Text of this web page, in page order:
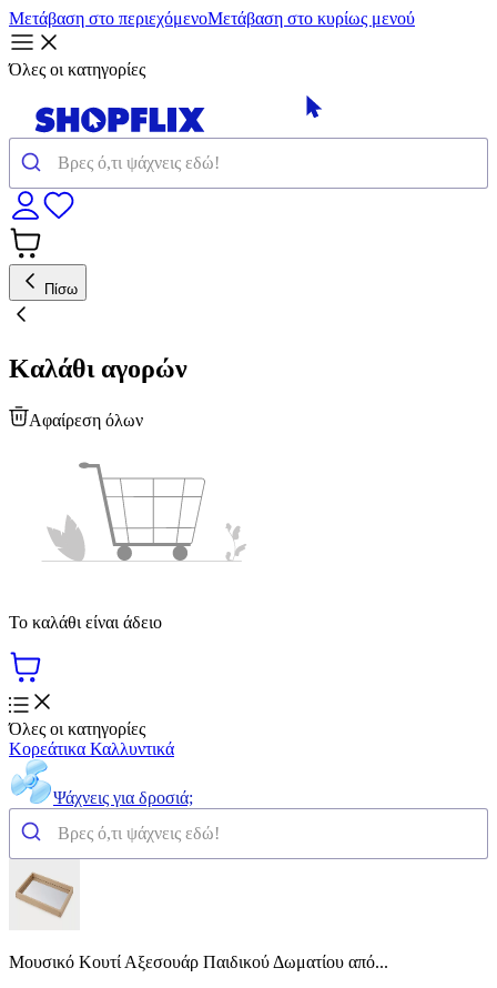
Μετάβαση στο περιεχόμενοΜετάβαση στο κυρίως μενού
Όλες οι κατηγορίες
Πίσω
Καλάθι αγορών
Αφαίρεση όλων
Το καλάθι είναι άδειο
Όλες οι κατηγορίες
Κορεάτικα Καλλυντικά
Ψάχνεις για δροσιά;
Μουσικό Κουτί Αξεσουάρ Παιδικού Δωματίου από...